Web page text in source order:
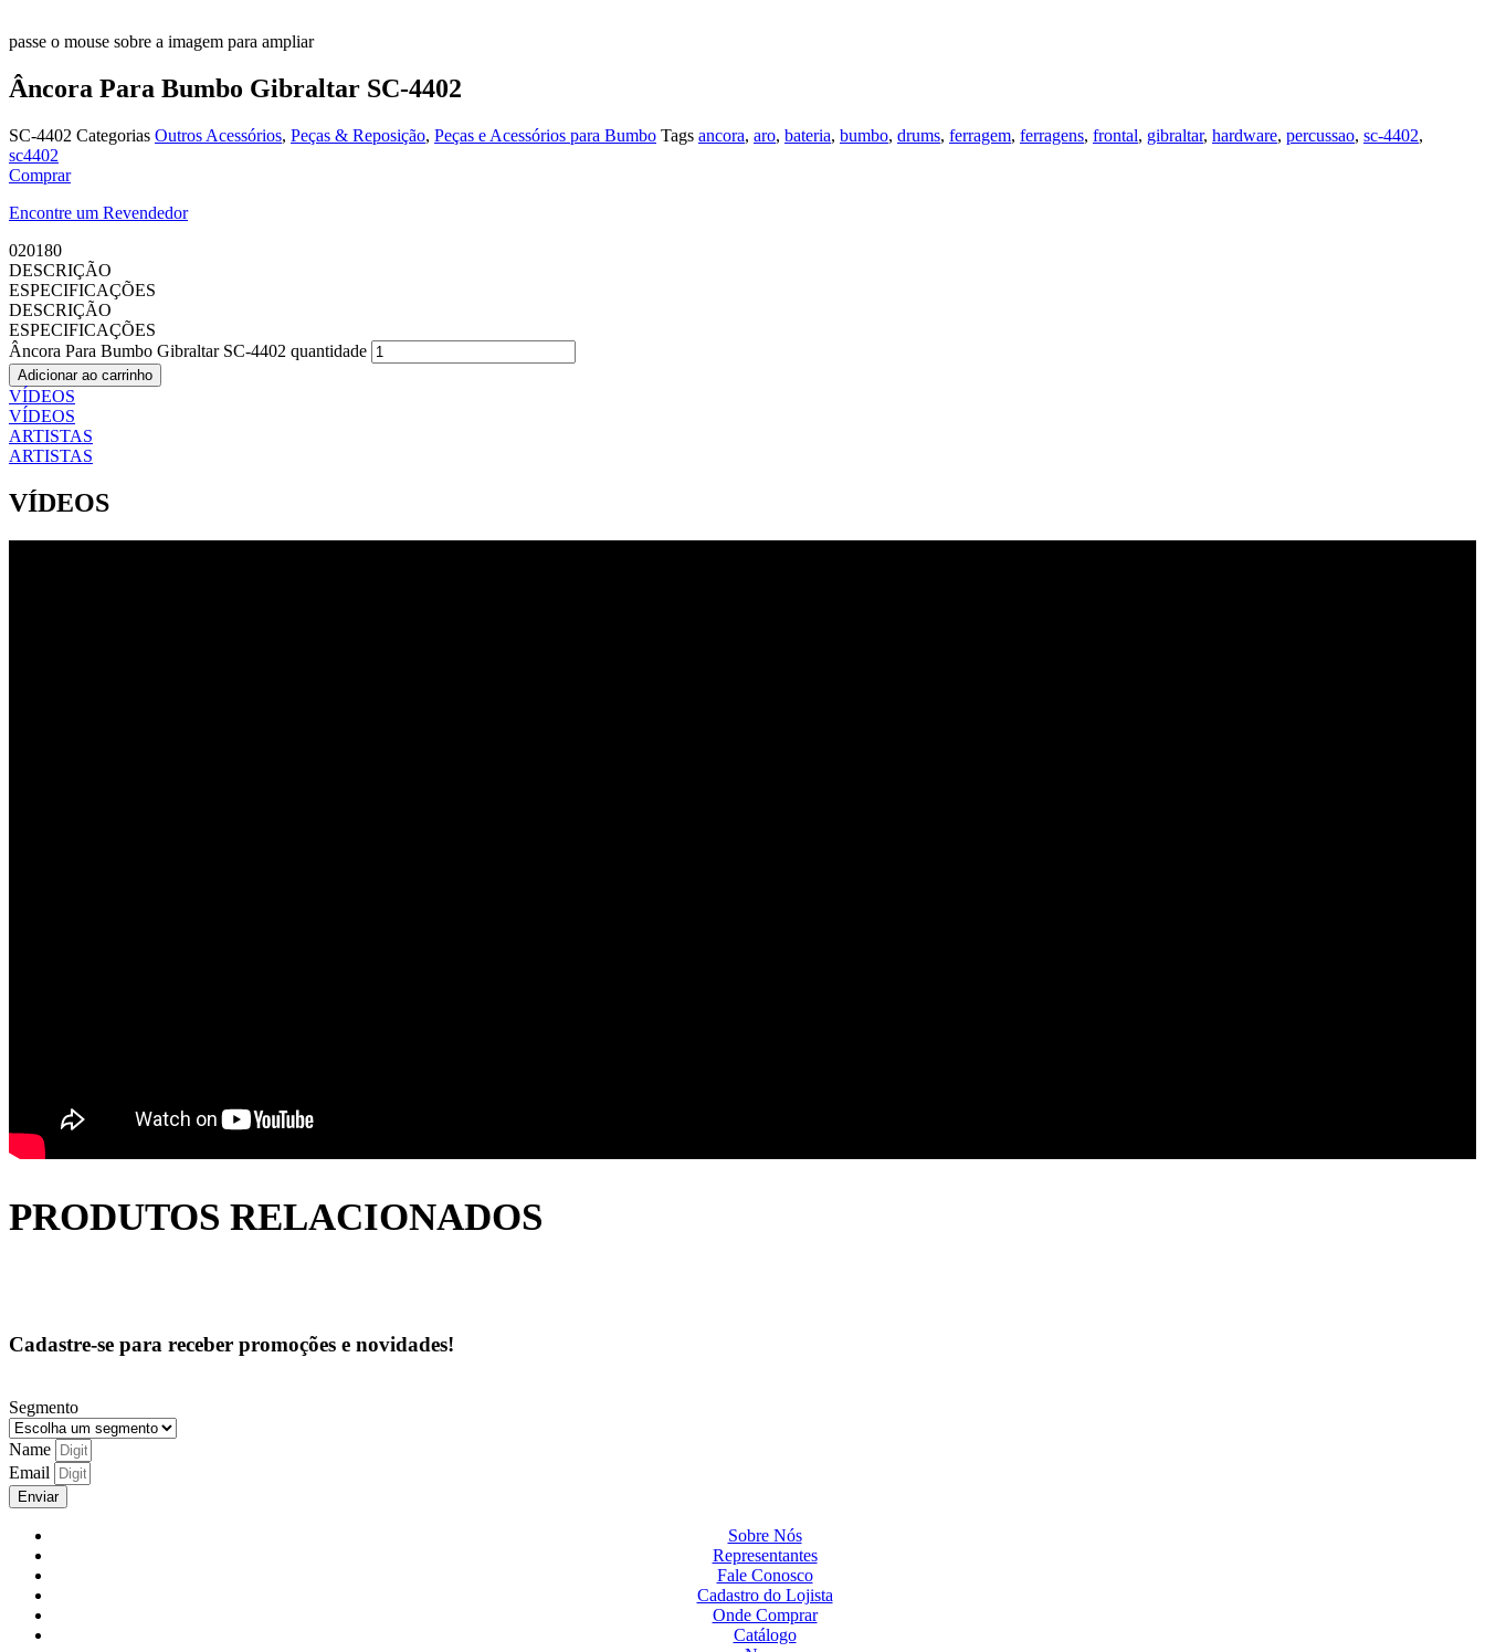
passe o mouse sobre a imagem para ampliar
Âncora Para Bumbo Gibraltar SC-4402
SC-4402 Categorias Outros Acessórios, Peças & Reposição, Peças e Acessórios para Bumbo Tags ancora, aro, bateria, bumbo, drums, ferragem, ferragens, frontal, gibraltar, hardware, percussao, sc-4402,
sc4402
Comprar
Encontre um Revendedor
020180
DESCRIÇÃO
ESPECIFICAÇÕES
DESCRIÇÃO
ESPECIFICAÇÕES
Âncora Para Bumbo Gibraltar SC-4402 quantidade
Adicionar ao carrinho
VÍDEOS
VÍDEOS
ARTISTAS
ARTISTAS
VÍDEOS
PRODUTOS RELACIONADOS
Cadastre-se para receber promoções e novidades!
Segmento
Name
Email
Enviar
Sobre Nós
Representantes
Fale Conosco
Cadastro do Lojista
Onde Comprar
Catálogo